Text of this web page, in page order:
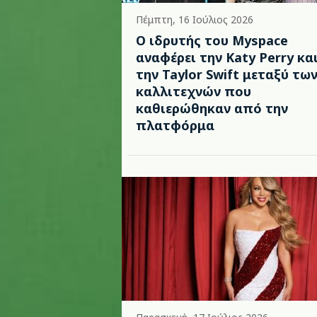
Πέμπτη, 16 Ιούλιος 2026
Ο ιδρυτής του Myspace
αναφέρει την Katy Perry
την Taylor Swift μεταξύ των
καλλιτεχνών που
καθιερώθηκαν από την
πλατφόρμα